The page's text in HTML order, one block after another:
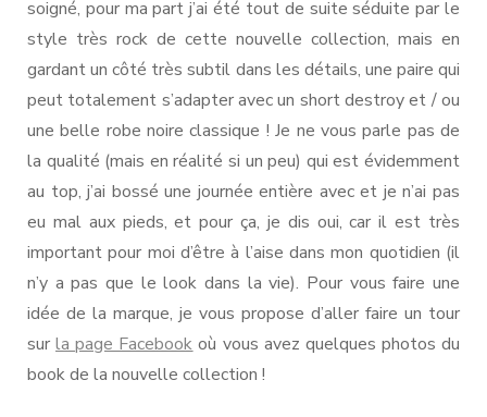
soigné, pour ma part j’ai été tout de suite séduite par le
style très rock de cette nouvelle collection, mais en
gardant un côté très subtil dans les détails, une paire qui
peut totalement s’adapter avec un short destroy et / ou
une belle robe noire classique ! Je ne vous parle pas de
la qualité (mais en réalité si un peu) qui est évidemment
au top, j’ai bossé une journée entière avec et je n’ai pas
eu mal aux pieds, et pour ça, je dis oui, car il est très
important pour moi d’être à l’aise dans mon quotidien (il
n’y a pas que le look dans la vie). Pour vous faire une
idée de la marque, je vous propose d’aller faire un tour
surla page Facebook où vous avez quelques photos du
book de la nouvelle collection !